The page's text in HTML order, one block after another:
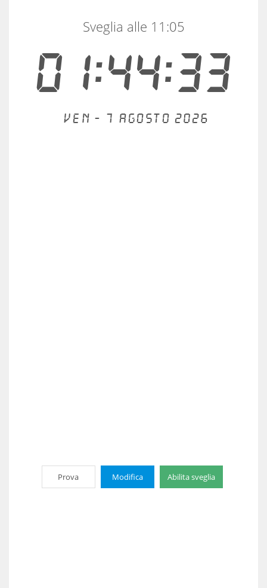
01:44:34
Sveglia alle 11:05
Ven - 7 agosto 2026
Prova Modifica Abilita sveglia